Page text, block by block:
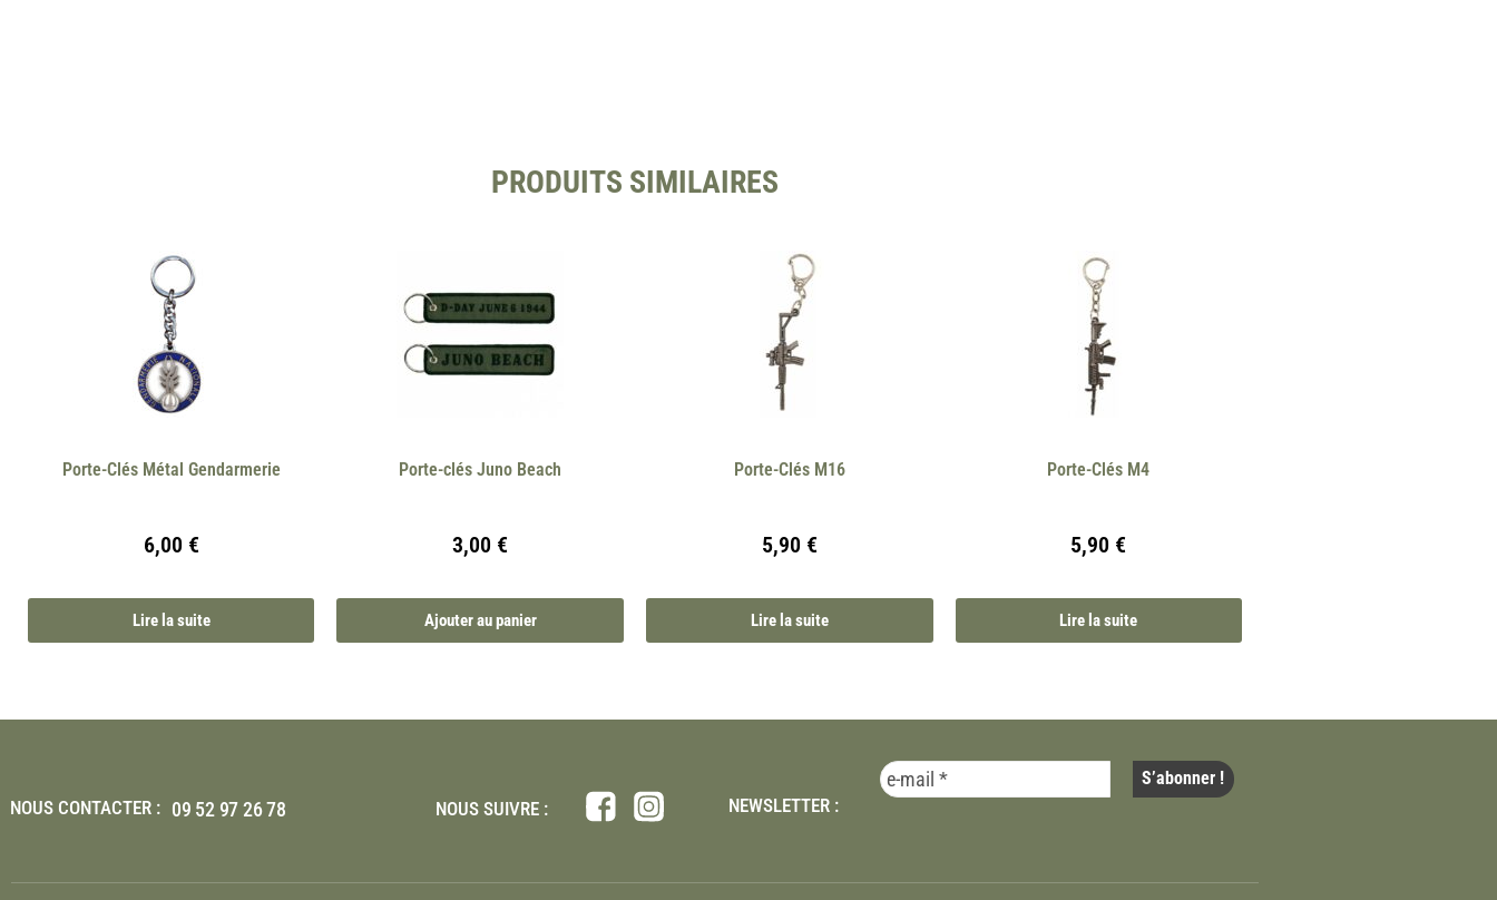
PRODUITS SIMILAIRES
Porte-Clés Métal Gendarmerie
6,00 €
Lire la suite
Porte-clés Juno Beach
3,00 €
Ajouter au panier
Porte-Clés M16
5,90 €
Lire la suite
Porte-Clés M4
5,90 €
Lire la suite
NOUS CONTACTER : 09 52 97 26 78 NOUS SUIVRE : NEWSLETTER :